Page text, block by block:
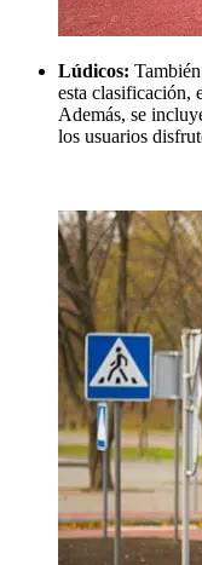
Lúdicos:
esta clasificación,
Además, se
los usuarios